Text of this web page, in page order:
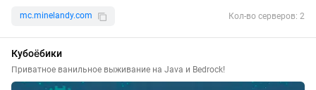
mc.minelandy.com Кол-во серверов: 2
Кубоёбики
Приватное ванильное выживание на Java и Bedrock!